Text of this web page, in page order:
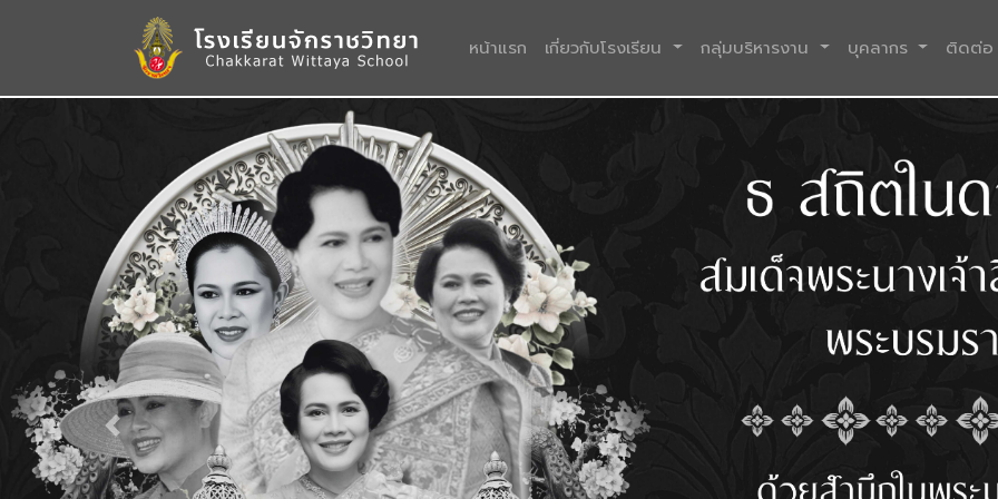
หน้าแรก (current)
เกี่ยวกับโรงเรียน กลุ่มบริหารงาน บุคลากร ติดต่อ
Previous